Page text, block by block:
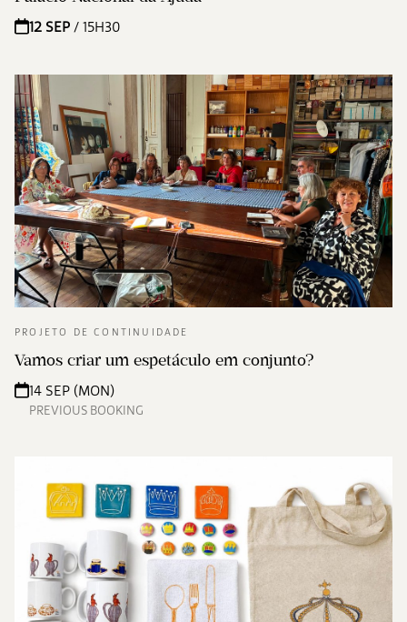
12 SEP / 15H30
PROJETO DE CONTINUIDADE
Vamos criar um espetáculo em conjunto?
14 SEP (MON)
PREVIOUS BOOKING